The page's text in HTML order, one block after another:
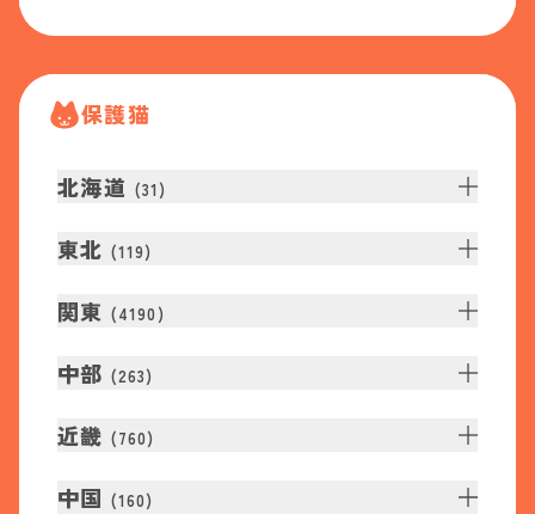
保護猫
北海道 (31 )
東北 (119)
関東 (4190 )
中部 (263)
近畿 (760)
中国 (160)